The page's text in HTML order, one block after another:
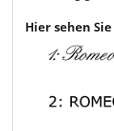
Hier sehen